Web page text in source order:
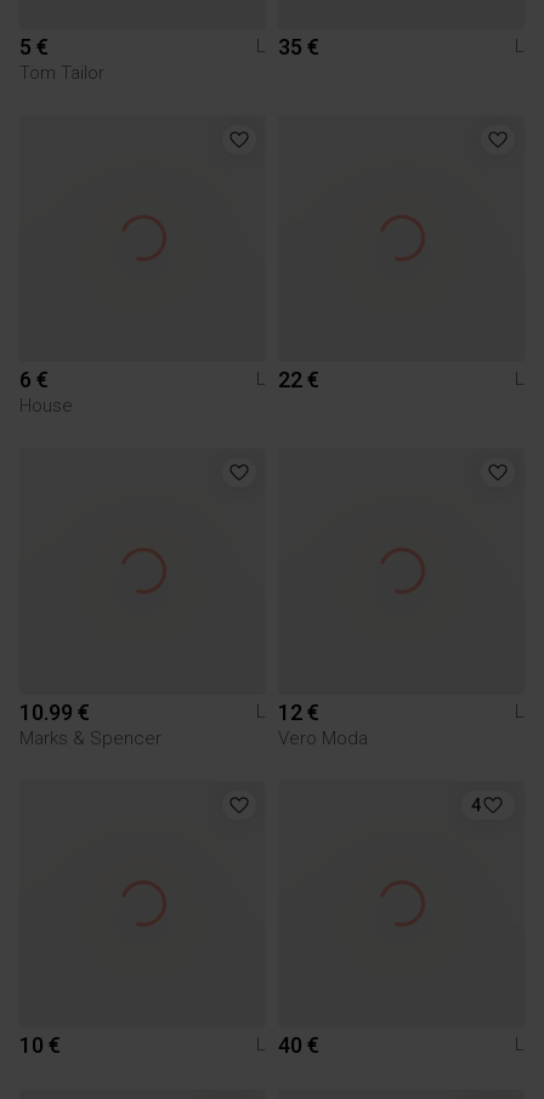
5 €
L
Tom Tailor
35 € L
6 €
L
House
22 € L
10.99 €
L
Marks & Spencer
12 €
L
Vero Moda
10 € L
4
40 € L